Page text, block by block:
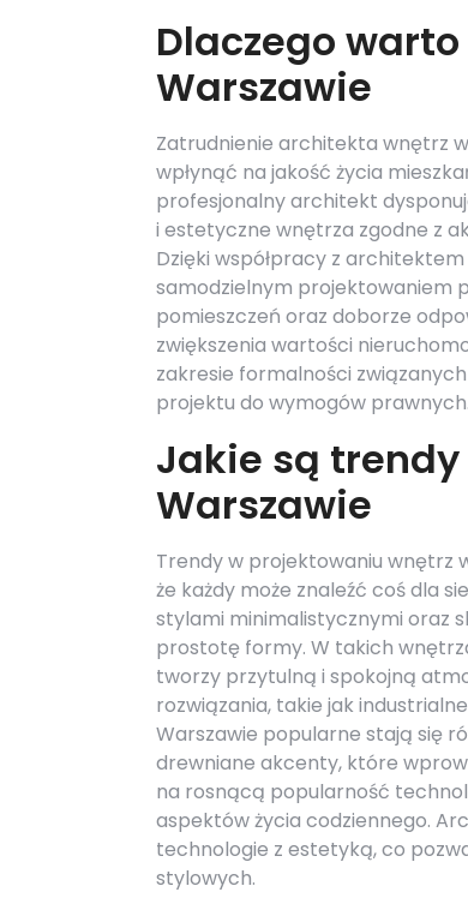
Dlaczego
Warszawie
Zatrudnienie architekta wnętrz
wpłynąć na jakość życia
profesjonalny architekt
i estetyczne wnętrza zgodne z
Dzięki współpracy z
samodzielnym projektowaniem
pomieszczeń oraz doborze
zwiększenia wartości
zakresie formalności
projektu do wymogów prawnych.
Jakie są
Warszawie
Trendy w projektowaniu wnętrz
że każdy może znaleźć coś dla
stylami minimalistycznymi oraz
prostotę formy. W takich
tworzy przytulną i spokojną
rozwiązania, takie jak
Warszawie popularne stają się
drewniane akcenty, które
na rosnącą popularność
aspektów życia codziennego.
technologie z estetyką, co
stylowych.